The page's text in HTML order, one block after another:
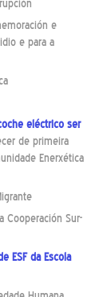
e
e para a
eléctrico ser
de primeira
Enerxética
Cooperación Sur-
ESF da Escola